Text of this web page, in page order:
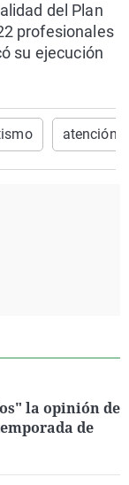
del Plan
profesionales
su ejecución
atención
la opinión de
de